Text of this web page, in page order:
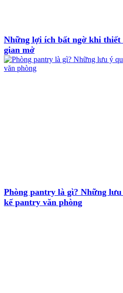
Những lợi ích bất ngờ khi thiết
gian mở
Phòng pantry là gì? Những
kế pantry văn phòng